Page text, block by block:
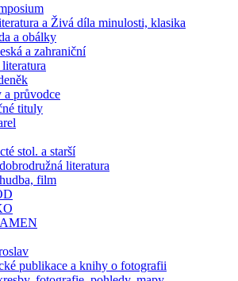
a Živá díla minulosti, klasika
a obálky
a zahraniční
a průvodce
tituly
stol. a starší
literatura
film
publikace a knihy o fotografii